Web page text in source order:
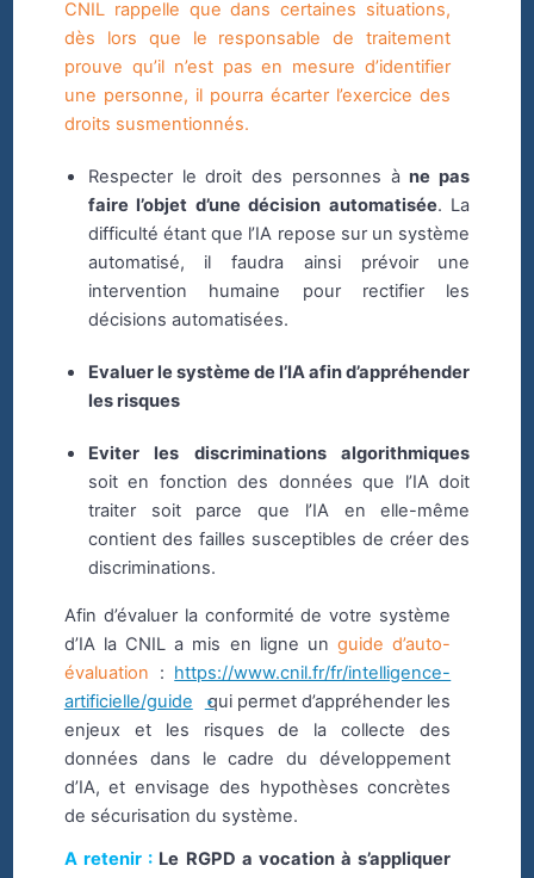
CNIL rappelle que dans certaines situations,
dès lors que le responsable de traitement
prouve qu’il n’est pas en mesure d’identifier
une personne, il pourra écarter l’exercice des
droits susmentionnés.
Respecter le droit des personnes àne pas
faire l’objet d’une décision automatisée. La
difficulté étant que l’IA repose sur un système
automatisé, il faudra ainsi prévoir une
intervention humaine pour rectifier les
décisions automatisées.
Evaluer le système de l’IA afin d’appréhender
les risques
Eviter les discriminations algorithmiques
soit en fonction des données que l’IA doit
traiter soit parce que l’IA en elle-même
contient des failles susceptibles de créer des
discriminations.
Afin d’évaluer la conformité de votre système
d’IA la CNIL a mis en ligne unguide d’auto-
évaluation : https://www.cnil.fr/fr/intelligence-
artificielle/guide
qui permet d’appréhender les
enjeux et les risques de la collecte des
données dans le cadre du développement
d’IA, et envisage des hypothèses concrètes
de sécurisation du système.
A retenir : Le RGPD a vocation à s’appliquer